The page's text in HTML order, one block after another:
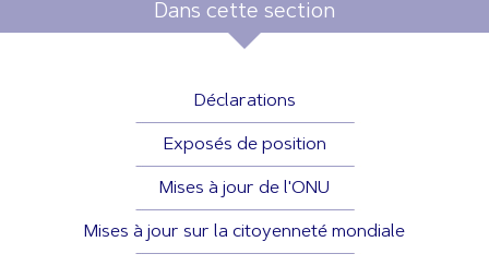
Dans cette section
Déclarations
Exposés de position
Mises à jour de l'ONU
Mises à jour sur la citoyenneté mondiale